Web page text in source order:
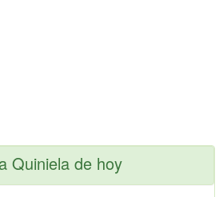
Quiniela de hoy